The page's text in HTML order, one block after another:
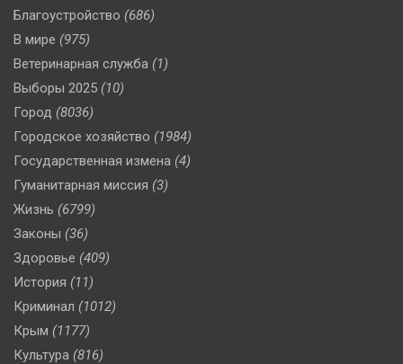
Благоустройство (686)
В мире (975)
Ветеринарная служба (1)
Выборы 2025 (10)
Город (8036)
Городское хозяйство (1984)
Государственная измена (4)
Гуманитарная миссия (3)
Жизнь (6799)
Законы (36)
Здоровье (409)
История (11)
Криминал (1012)
Крым (1177)
Культура (816)